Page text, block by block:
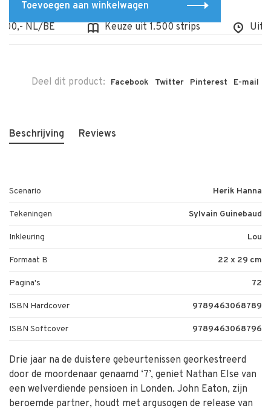
Toevoegen aan winkelwagen
NL/BE
Keuze uit 1.500 strips Uit
Deel dit product: Facebook Twitter Pinterest E-mail
Beschrijving Reviews
Scenario Herik Hanna
Tekeningen Sylvain Guinebaud
Inkleuring Lou
Formaat B 22 x 29 cm
Pagina's 72
ISBN Hardcover 9789463068789
ISBN Softcover 9789463068796
Drie jaar na de duistere gebeurtenissen georkestreerd
door de moordenaar genaamd ‘7’, geniet Nathan Else van
een welverdiende pensioen in Londen. John Eaton, zijn
beroemde partner, houdt met argusogen de release van